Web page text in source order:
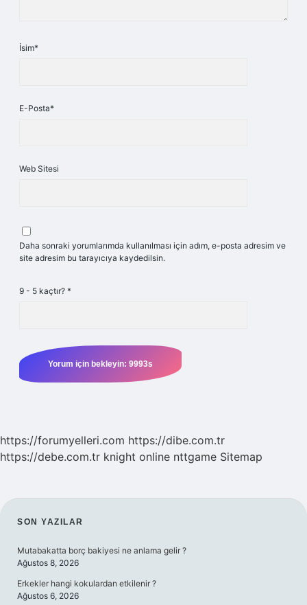
İsim*
E-Posta*
Web Sitesi
Daha sonraki yorumlarımda kullanılması için adım, e-posta adresim ve
site adresim bu tarayıcıya kaydedilsin.
9 - 5 kaçtır? *
https://forumyelleri.com https://dibe.com.tr
https://debe.com.tr knight online nttgame Sitemap
SIDEBAR
SON YAZILAR
Mutabakatta borç bakiyesi ne anlama gelir ?
Ağustos 8, 2026
Erkekler hangi kokulardan etkilenir ?
Ağustos 6, 2026